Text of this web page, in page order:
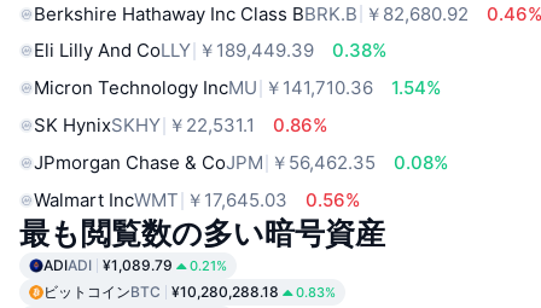
Berkshire Hathaway Inc Class BBRK.B ￥82,680.92
Eli Lilly And CoLLY ￥189,449.39
0.38%
Micron Technology IncMU ￥141,710.36
1.54%
SK HynixSKHY ￥22,531.1
0.86%
JPmorgan Chase & CoJPM ￥56,462.35
0.08%
Walmart IncWMT ￥17,645.03 0.56%
最も閲覧数の多い暗号資産
ADIADI ¥1,089.79 0.21%
ビットコインBTC ¥10,280,288.18 0.83%